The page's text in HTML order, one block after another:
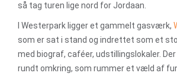
så tag turen lige nord for Jordaan.
I Westerpark ligger et gammelt gasværk,
som er sat i stand og indrettet som et
med biograf, caféer, udstillingslokaler.
rundt omkring, som rummer et væld af